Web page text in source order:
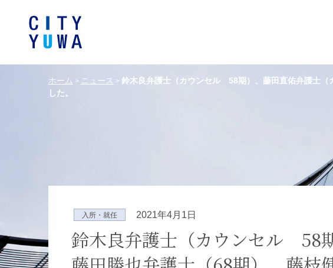
エネルギー・資源
製造業 ファッション・小売
ホーム > ニュース > 鈴木良弁護士（カウンセル 58期）、藤田直佑弁護士
した。
入所・就任 2021年4月1日
鈴木良弁護士（カウンセル 58